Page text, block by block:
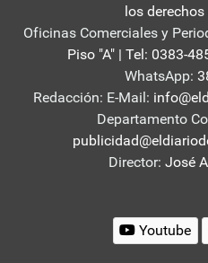
los
Oficinas Comerciales y
Piso "A" | Tel: 0383-
WhatsApp:
Redacción: E-Mail:
Departamento
Director: José
Youtube